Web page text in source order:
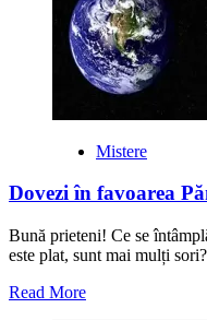
Extratereştrii
de
pe
Lună
şi
Mistere
Dovezi în favoarea
Bună prieteni! Ce se
este plat, sunt mai mulți
Read MoreRead